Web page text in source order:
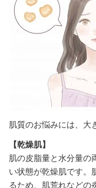
肌質のお悩みには、大
【乾燥肌】
肌の皮脂量と水分量の
い状態が乾燥肌です。
るため、肌荒れなどの